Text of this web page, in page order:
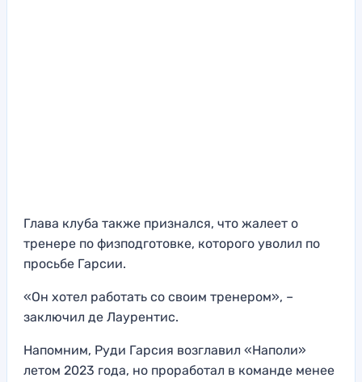
Глава клуба также признался, что жалеет о
тренере по физподготовке, которого уволил по
просьбе Гарсии.
«Он хотел работать со своим тренером», –
заключил де Лаурентис.
Напомним, Руди Гарсия возглавил «Наполи»
летом 2023 года, но проработал в команде менее